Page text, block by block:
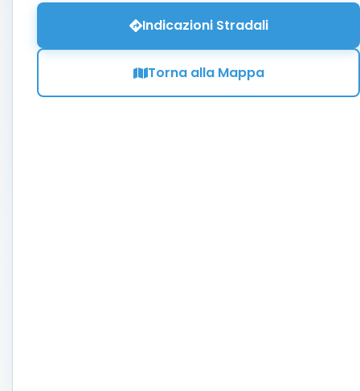
Indicazioni Stradali
Torna alla Mappa